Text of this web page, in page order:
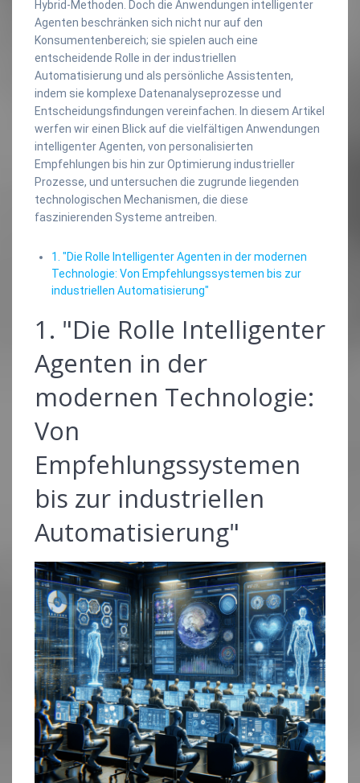
Hybrid-Methoden. Doch die Anwendungen intelligenter
Agenten beschränken sich nicht nur auf den
Konsumentenbereich; sie spielen auch eine
entscheidende Rolle in der industriellen
Automatisierung und als persönliche Assistenten,
indem sie komplexe Datenanalyseprozesse und
Entscheidungsfindungen vereinfachen. In diesem Artikel
werfen wir einen Blick auf die vielfältigen Anwendungen
intelligenter Agenten, von personalisierten
Empfehlungen bis hin zur Optimierung industrieller
Prozesse, und untersuchen die zugrunde liegenden
technologischen Mechanismen, die diese
faszinierenden Systeme antreiben.
1. "Die Rolle Intelligenter Agenten in der modernen
Technologie: Von Empfehlungssystemen bis zur
industriellen Automatisierung"
1. "Die Rolle Intelligenter
Agenten in der
modernen Technologie:
Von
Empfehlungssystemen
bis zur industriellen
Automatisierung"